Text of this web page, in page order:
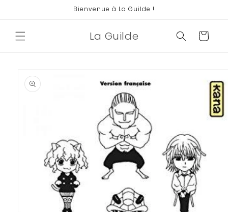
contenu
Bienvenue à La Guilde !
La Guilde Panier
informations
produits